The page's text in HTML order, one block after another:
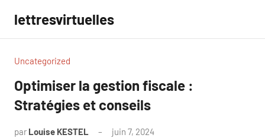
contenu
lettresvirtuelles
Uncategorized
Optimiser la gestion fiscale :
Stratégies et conseils
par Louise KESTEL juin 7, 2024